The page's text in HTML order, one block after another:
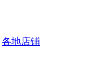
各地店铺